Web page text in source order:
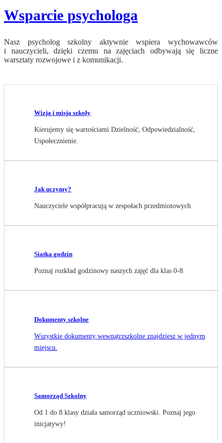
Wsparcie psychologa
Nasz psycholog szkolny aktywnie wspiera wychowawców
i nauczycieli, dzięki czemu na zajęciach odbywają się liczne
warsztaty rozwojowe i z komunikacji.
Wizja i misja szkoły
Kierujemy się wartościami Dzielność, Odpowiedzialność,
Uspołecznienie.
Jak uczymy?
Nauczyciele współpracują w zespołach przedmiotowych.
Siatka godzin
Poznaj rozkład godzinowy naszych zajęć dla klas 0-8.
Dokumenty szkolne
Wszystkie dokumenty wewnątrzszkolne znajdziesz w jednym
miejscu.
Samorząd Szkolny
Od 1 do 8 klasy działa samorząd uczniowski. Poznaj jego
inicjatywy!